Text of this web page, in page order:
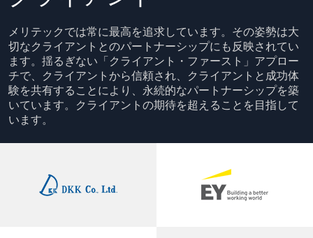
メリテックでは常に最高を追求しています。その姿勢は大
切なクライアントとのパートナーシップにも反映されてい
ます。揺るぎない「クライアント・ファースト」アプロー
チで、クライアントから信頼され、クライアントと成功体
験を共有することにより、永続的なパートナーシップを築
いています。クライアントの期待を超えることを目指して
います。